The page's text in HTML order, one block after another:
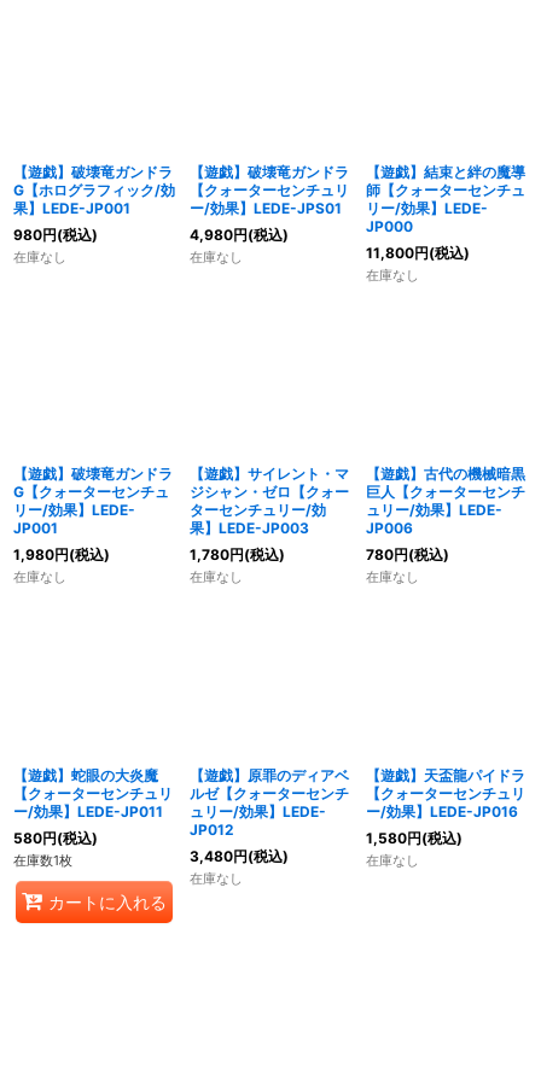
【遊戯】破壊竜ガンドラ
G【ホログラフィック/効
果】LEDE-JP001
980円(税込)
在庫なし
【遊戯】破壊竜ガンドラ
【クォーターセンチュリ
ー/効果】LEDE-JPS01
4,980円(税込)
在庫なし
【遊戯】結束と絆の魔導
師【クォーターセンチュ
リー/効果】LEDE-
JP000
11,800円(税込)
在庫なし
【遊戯】破壊竜ガンドラ
G【クォーターセンチュ
リー/効果】LEDE-
JP001
1,980円(税込)
在庫なし
【遊戯】サイレント・マ
ジシャン・ゼロ【クォー
ターセンチュリー/効
果】LEDE-JP003
1,780円(税込)
在庫なし
【遊戯】古代の機械暗黒
巨人【クォーターセンチ
ュリー/効果】LEDE-
JP006
780円(税込)
在庫なし
【遊戯】蛇眼の大炎魔
【クォーターセンチュリ
ー/効果】LEDE-JP011
580円(税込)
在庫数1枚
カートに入れる
【遊戯】原罪のディアベ
ルゼ【クォーターセンチ
ュリー/効果】LEDE-
JP012
3,480円(税込)
在庫なし
【遊戯】天盃龍パイドラ
【クォーターセンチュリ
ー/効果】LEDE-JP016
1,580円(税込)
在庫なし